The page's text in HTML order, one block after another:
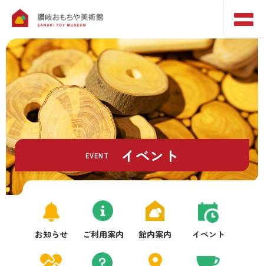
お知らせ ご利用案内 館内案内 イベント
EVENT イベント